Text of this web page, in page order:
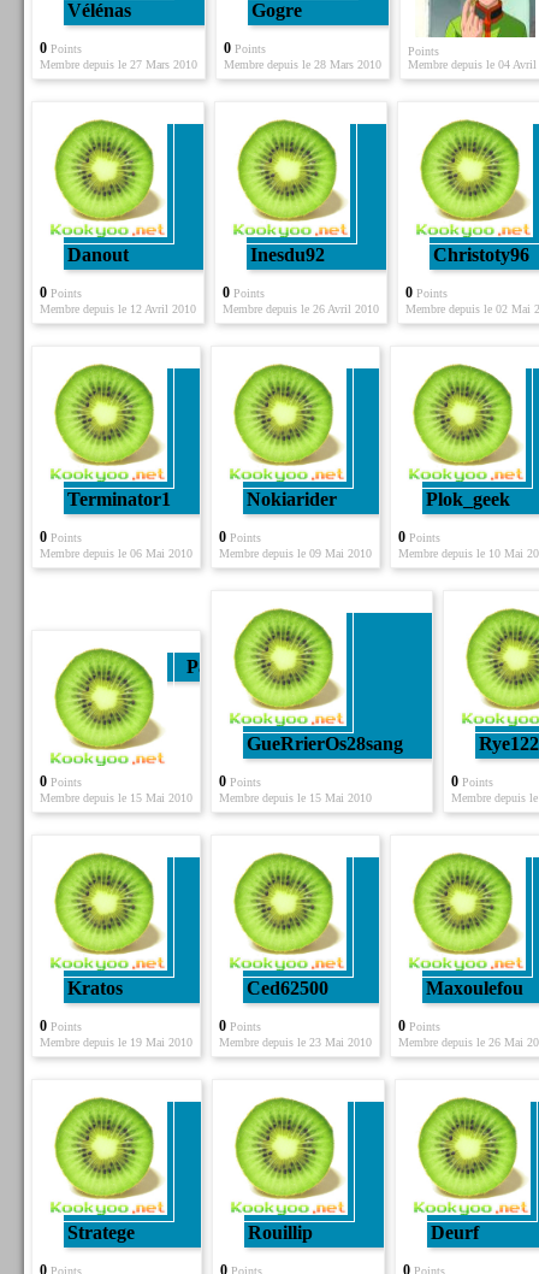
Vélénas
0Points
Membre depuis le 27 Mars 2010
Gogre
0Points
Membre depuis le 28 Mars 2010
Points
Membre depuis le 04 Avril
Danout
0Points
Membre depuis le 12 Avril 2010
Inesdu92
0Points
Membre depuis le 26 Avril 2010
Christoty96
0Points
Membre depuis le 02 Mai
Terminator1
0Points
Membre depuis le 06 Mai 2010
Nokiarider
0Points
Membre depuis le 09 Mai 2010
Plok_geek
0Points
Membre depuis le 10 Mai
Pat
0Points
Membre depuis le 15 Mai 2010
GueRrierOs28sang
0Points
Membre depuis le 15 Mai 2010
0Points
Membre depuis
Kratos
0Points
Membre depuis le 19 Mai 2010
Ced62500
0Points
Membre depuis le 23 Mai 2010
Maxoulefou
0Points
Membre depuis le 26 Mai
Stratege
0Points
Rouillip
0Points
Deurf
0Points